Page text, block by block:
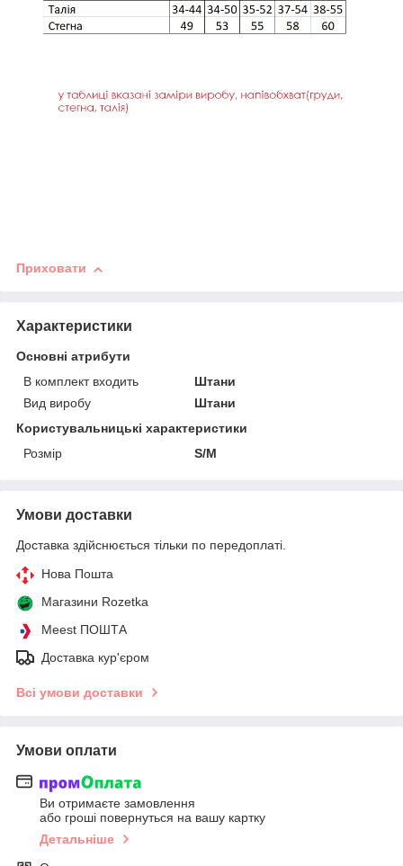
Приховати
Характеристики
Основні атрибути
В комплект входить
Штани
Вид виробу
Штани
Користувальницькі характеристики
Розмір
S/M
Умови доставки
Доставка здійснюється тільки по передоплаті.
Нова Пошта
Магазини Rozetka
Meest ПОШТА
Доставка кур'єром
Всі умови доставки
Умови оплати
Ви отримаєте замовлення
або гроші повернуться на вашу картку
Детальніше